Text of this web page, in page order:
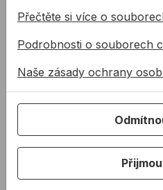
KBÚ DOWSIL FS 700
silikon DOWSIL FS 700
KAL ALLMEDIA DOW 2023
TL DOWSIL FS 700
Technický list pro
700
POP DOWSIL FS 700
Prohlášení o parametrech
Přečtěte si více o
Podrobnosti o souborech
Naše zásady ochrany